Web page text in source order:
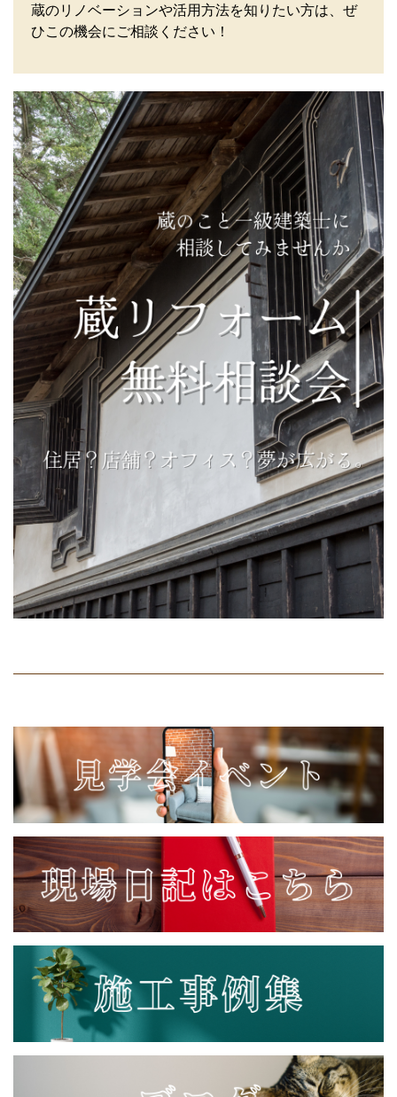
蔵のリノベーションや活用方法を知りたい方は、ぜ
ひこの機会にご相談ください！